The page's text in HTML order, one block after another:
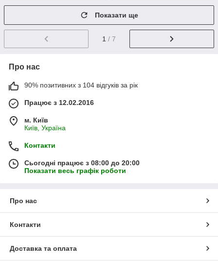
Показати ще
1 / 7
Про нас
90% позитивних з 104 відгуків за рік
Працює з 12.02.2016
м. Київ
Київ, Україна
Контакти
Сьогодні працює з 08:00 до 20:00
Показати весь графік роботи
Про нас
Контакти
Доставка та оплата